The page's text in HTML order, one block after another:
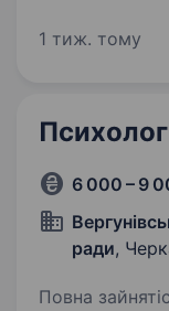
(EASE2)
1 тиж. тому
Психолог
6 000 – 9
ради,
Повна